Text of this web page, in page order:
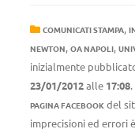
COMUNICATI STAMPA,
NEWTON, OA NAPOLI,
inizialmente
23/01/2012alle 17:08
PAGINA FACEBOOK del
imprecisioni ed errori